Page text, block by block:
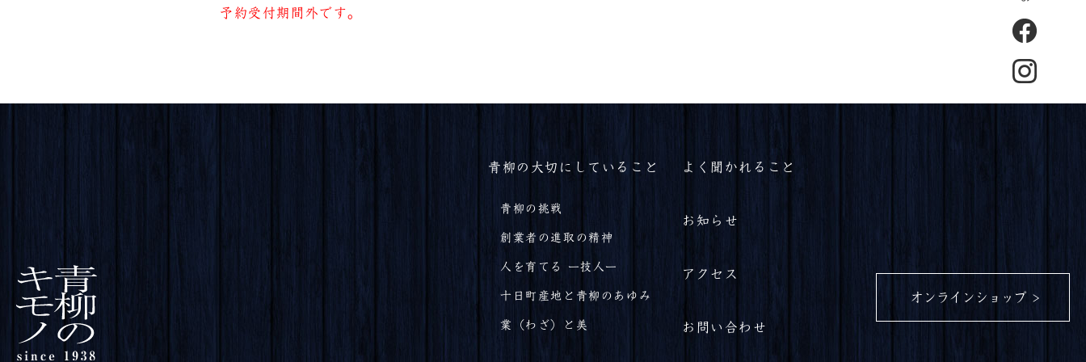
予約受付期間外です。
青柳の大切にしていること
青柳の挑戦
創業者の進取の精神
人を育てる ー技人ー
十日町産地と青柳のあゆみ
業（わざ）と美
よく聞かれること
お知らせ
アクセス
お問い合わせ
オンラインショップ